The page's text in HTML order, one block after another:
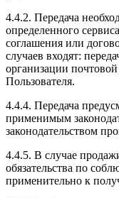
4.4.2. Передача
определенного
соглашения или
случаев входят:
организации почтовой
Пользователя.
4.4.4. Передача
применимым
законодательством
4.4.5. В случае
обязательства по
применительно к